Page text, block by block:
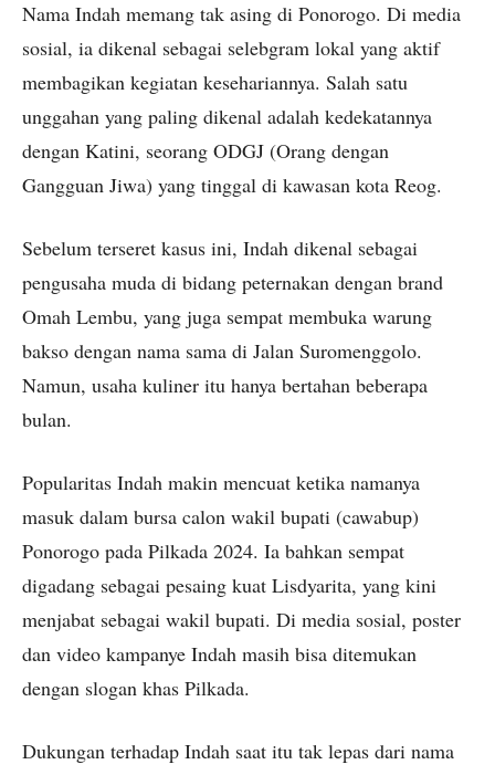
Nama Indah memang tak asing di Ponorogo. Di media
sosial, ia dikenal sebagai selebgram lokal yang aktif
membagikan kegiatan kesehariannya. Salah satu
unggahan yang paling dikenal adalah kedekatannya
dengan Katini, seorang ODGJ (Orang dengan
Gangguan Jiwa) yang tinggal di kawasan kota Reog.
Sebelum terseret kasus ini, Indah dikenal sebagai
pengusaha muda di bidang peternakan dengan brand
Omah Lembu, yang juga sempat membuka warung
bakso dengan nama sama di Jalan Suromenggolo.
Namun, usaha kuliner itu hanya bertahan beberapa
bulan.
Popularitas Indah makin mencuat ketika namanya
masuk dalam bursa calon wakil bupati (cawabup)
Ponorogo pada Pilkada 2024. Ia bahkan sempat
digadang sebagai pesaing kuat Lisdyarita, yang kini
menjabat sebagai wakil bupati. Di media sosial, poster
dan video kampanye Indah masih bisa ditemukan
dengan slogan khas Pilkada.
Dukungan terhadap Indah saat itu tak lepas dari nama